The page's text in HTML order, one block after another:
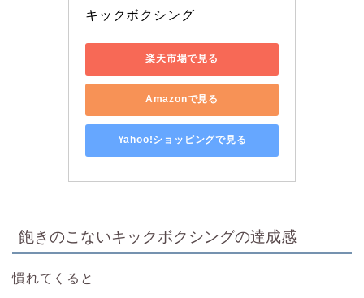
キックボクシング
楽天市場で見る
Amazonで見る
Yahoo!ショッピングで見る
飽きのこないキックボクシングの達成感
慣れてくると